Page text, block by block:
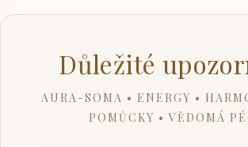
Důležité
AURA-SOMA • ENERGY •
POMŮCKY • VĚDOMÁ